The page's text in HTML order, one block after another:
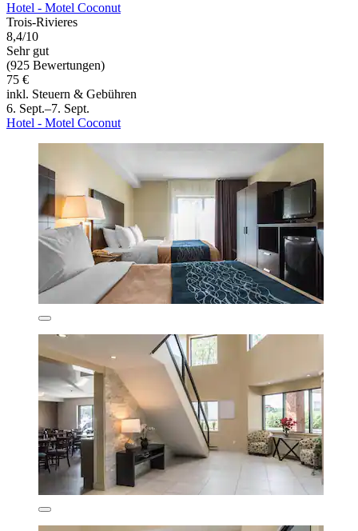
Hotel - Motel Coconut
Trois-Rivieres
8,4/10
Sehr gut
(925 Bewertungen)
75 €
inkl. Steuern & Gebühren
6. Sept.–7. Sept.
Hotel - Motel Coconut